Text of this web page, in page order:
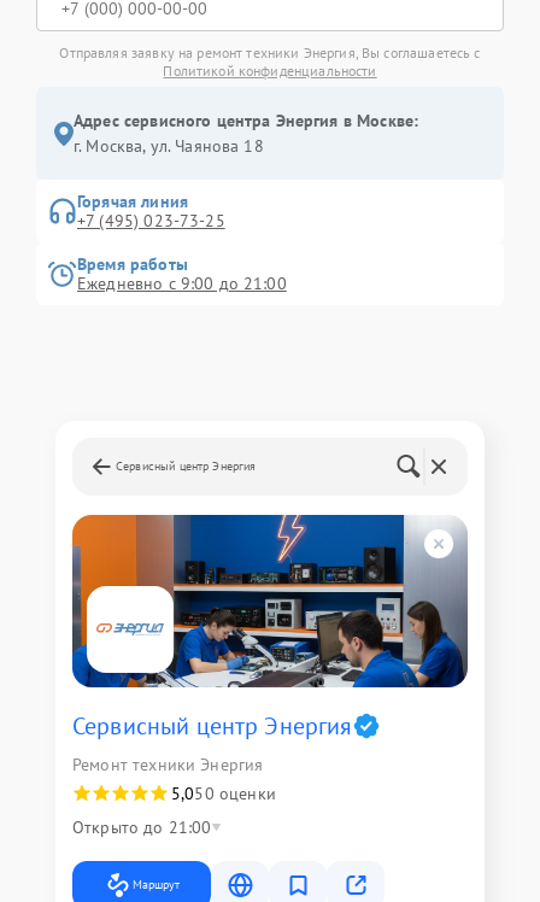
Отправляя заявку на ремонт техники Энергия, Вы соглашаетесь с
Политикой конфиденциальности
Адрес сервисного центра Энергия в Москве:
г. Москва, ул. Чаянова 18
Горячая линия
+7 (495) 023-73-25
Время работы
Ежедневно с 9:00 до 21:00
Сервисный центр Энергия
Сервисный центр Энергия
Ремонт техники Энергия
5,050 оценки
Открыто до 21:00
Маршрут